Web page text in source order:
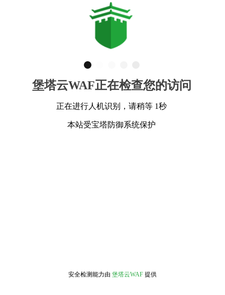
堡塔云WAF正在检查您的访问
正在进行人机识别，请稍等 1秒
本站受宝塔防御系统保护
安全检测能力由 堡塔云WAF 提供